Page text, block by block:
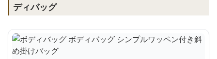
ディバッグ